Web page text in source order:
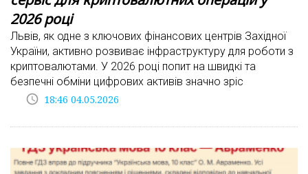
2026 році
Львів, як одне з ключових фінансових центрів Західної
України, активно розвиває інфраструктуру для роботи з
криптовалютами. У 2026 році попит на швидкі та
безпечні обміни цифрових активів значно зріс
access_time 18:46 04.05.2026